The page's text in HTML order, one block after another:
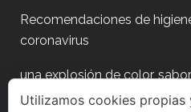
Recomendaciones de
coronavirus
una explosión de color,
temporada
Utilizamos cookies propias